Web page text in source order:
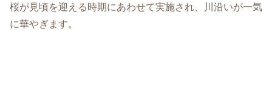
桜が見頃を迎える時期にあわせて実施され、川沿いが一気
に華やぎます。